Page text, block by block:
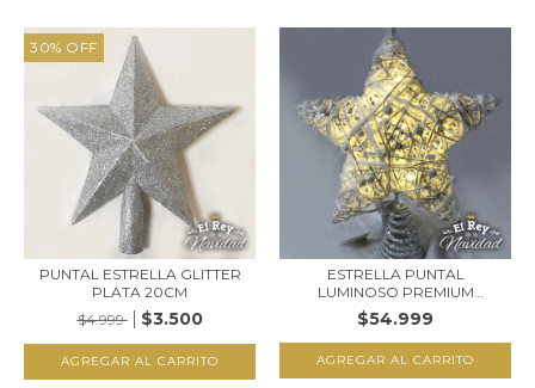
30% OFF
PUNTAL ESTRELLA GLITTER
PLATA 20CM
$4.999
$3.500
ESTRELLA PUNTAL
LUMINOSO PREMIUM
BLANCO...
$54.999